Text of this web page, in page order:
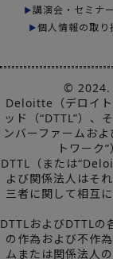
講演会・セミナ
個人情報の取り
© 2024.
Deloitte（デロイ
ッド（“DTTL”）、
ンバーファームお
トワーク
DTTL（または
よび関係法人はそ
三者に関して相互
DTTLおよびDTTLの
の作為および不作
ムまたは関係法人